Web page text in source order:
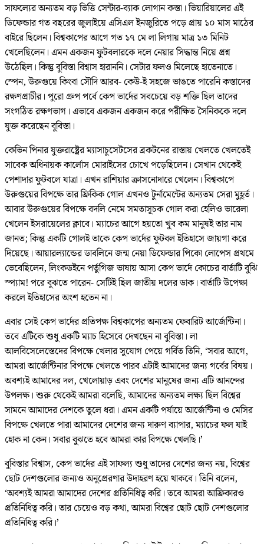
সাফল্যের অন্যতম বড় ভিত্তি সেন্টার-ব্যাক লোগান কস্তা। ভিয়ারিয়ালের এই
ডিফেন্ডার গত বছরের জুলাইয়ে এসিএল ইনজুরিতে পড়ে প্রায় ১০ মাস মাঠের
বাইরে ছিলেন। বিশ্বকাপের আগে গত ১৭ মে লা লিগায় মাত্র ১৩ মিনিট
খেলেছিলেন। এমন একজন ফুটবলারকে দলে নেয়ার সিদ্ধান্ত নিয়ে প্রশ্ন
উঠেছিল। কিন্তু বুবিস্তা বিশ্বাস হারাননি। সেটার ফলও মিলেছে হাতেনাতে।
স্পেন, উরুগুয়ে কিংবা সৌদি আরব- কেউ-ই সহজে ভাঙতে পারেনি কস্তাদের
রক্ষণপ্রাচীর। পুরো গ্রুপ পর্বে কেপ ভার্দের সবচেয়ে বড় শক্তি ছিল তাদের
সংগঠিত রক্ষণভাগ। এভাবে একজন একজন করে পরীক্ষিত সৈনিককে দলে
যুক্ত করেছেন বুবিস্তা।
কেভিন পিনার যুক্তরাষ্ট্রের ম্যাসাচুসেটসের ব্রকটনের রাস্তায় খেলতে খেলতেই
সাবেক অধিনায়ক কার্লোস মোরাইসের চোখে পড়েছিলেন। সেখান থেকেই
পেশাদার ফুটবলে যাত্রা। এখন রাশিয়ার ক্রাসনোদারে খেলেন। বিশ্বকাপে
উরুগুয়ের বিপক্ষে তার ফ্রিকিক গোল এখনও টুর্নামেন্টের অন্যতম সেরা মুহূর্ত।
আবার উরুগুয়ের বিপক্ষে বদলি নেমে সমতাসূচক গোল করা হেলিও ভারেলা
খেলেন ইসরায়েলের ক্লাবে। ম্যাচের আগে হয়তো খুব কম মানুষই তার নাম
জানত; কিন্তু একটি গোলই তাকে কেপ ভার্দের ফুটবল ইতিহাসে জায়গা করে
দিয়েছে। আয়ারল্যান্ডের ডাবলিনে জন্ম নেয়া ডিফেন্ডার পিকো লোপেস প্রথমে
ভেবেছিলেন, লিংকডইনে পর্তুগিজ ভাষায় আসা কেপ ভার্দে কোচের বার্তাটি বুঝি
স্প্যাম! পরে বুঝতে পারেন- সেটিই ছিল জাতীয় দলের ডাক। বার্তাটি উপেক্ষা
করলে ইতিহাসের অংশ হতেন না।
এবার সেই কেপ ভার্দের প্রতিপক্ষ বিশ্বকাপের অন্যতম ফেবারিট আর্জেন্টিনা।
তবে এটিকে শুধু একটি ম্যাচ হিসেবে দেখছেন না বুবিস্তা। লা
আলবিসেলেস্তেদের বিপক্ষে খেলার সুযোগ পেয়ে গর্বিত তিনি, ‘সবার আগে,
আমরা আর্জেন্টিনার বিপক্ষে খেলতে পারব এটাই আমাদের জন্য গর্বের বিষয়।
অবশ্যই আমাদের দল, খেলোয়াড় এবং দেশের মানুষের জন্য এটি আনন্দের
উপলক্ষ। শুরু থেকেই আমরা বলেছি, আমাদের অন্যতম লক্ষ্য ছিল বিশ্বের
সামনে আমাদের দেশকে তুলে ধরা। এমন একটি পর্যায়ে আর্জেন্টিনা ও মেসির
বিপক্ষে খেলতে পারা আমাদের দেশের জন্য দারুণ ব্যাপার, ম্যাচের ফল যাই
হোক না কেন। সবার বুঝতে হবে আমরা কার বিপক্ষে খেলছি।’
বুবিস্তার বিশ্বাস, কেপ ভার্দের এই সাফল্য শুধু তাদের দেশের জন্য নয়, বিশ্বের
ছোট দেশগুলোর জন্যও অনুপ্রেরণার উদাহরণ হয়ে থাকবে। তিনি বলেন,
‘অবশ্যই আমরা আমাদের দেশের প্রতিনিধিত্ব করি। তবে আমরা আফ্রিকারও
প্রতিনিধিত্ব করি। তার চেয়েও বড় কথা, আমরা বিশ্বের ছোট ছোট দেশগুলোর
প্রতিনিধিত্ব করি।’